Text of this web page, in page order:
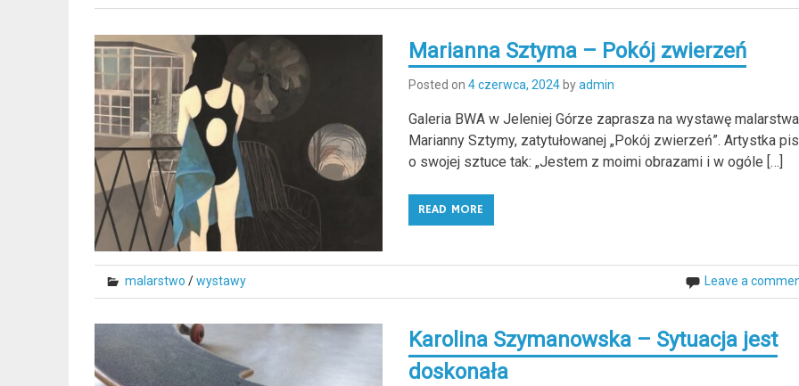
Marianna Sztyma – Pokój zwierzeń
Posted on4 czerwca, 2024byadmin
Galeria BWA w Jeleniej Górze zaprasza na wystawę malarstwa
Marianny Sztymy, zatytułowanej „Pokój zwierzeń”. Artystka
o swojej sztuce tak: „Jestem z moimi obrazami i w ogóle […]
READ MORE
malarstwo /wystawy Leave a
Karolina Szymanowska – Sytuacja jest
doskonała